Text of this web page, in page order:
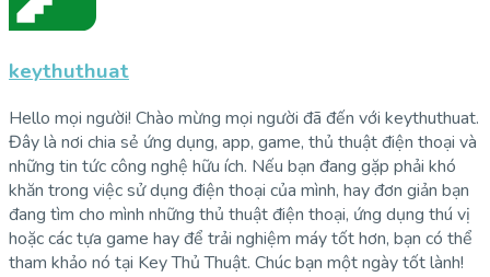
keythuthuat
Hello mọi người! Chào mừng mọi người đã đến với keythuthuat.
Đây là nơi chia sẻ ứng dụng, app, game, thủ thuật điện thoại và
những tin tức công nghệ hữu ích. Nếu bạn đang gặp phải khó
khăn trong việc sử dụng điện thoại của mình, hay đơn giản bạn
đang tìm cho mình những thủ thuật điện thoại, ứng dụng thú vị
hoặc các tựa game hay để trải nghiệm máy tốt hơn, bạn có thể
tham khảo nó tại Key Thủ Thuật. Chúc bạn một ngày tốt lành!